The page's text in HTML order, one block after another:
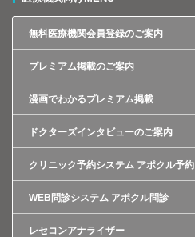
無料医療機関会員登録のご案内
プレミアム掲載のご案内
漫画でわかるプレミアム掲載
ドクターズインタビューのご案内
クリニック予約システム アポクル予約
WEB問診システム アポクル問診
レセコンアナライザー